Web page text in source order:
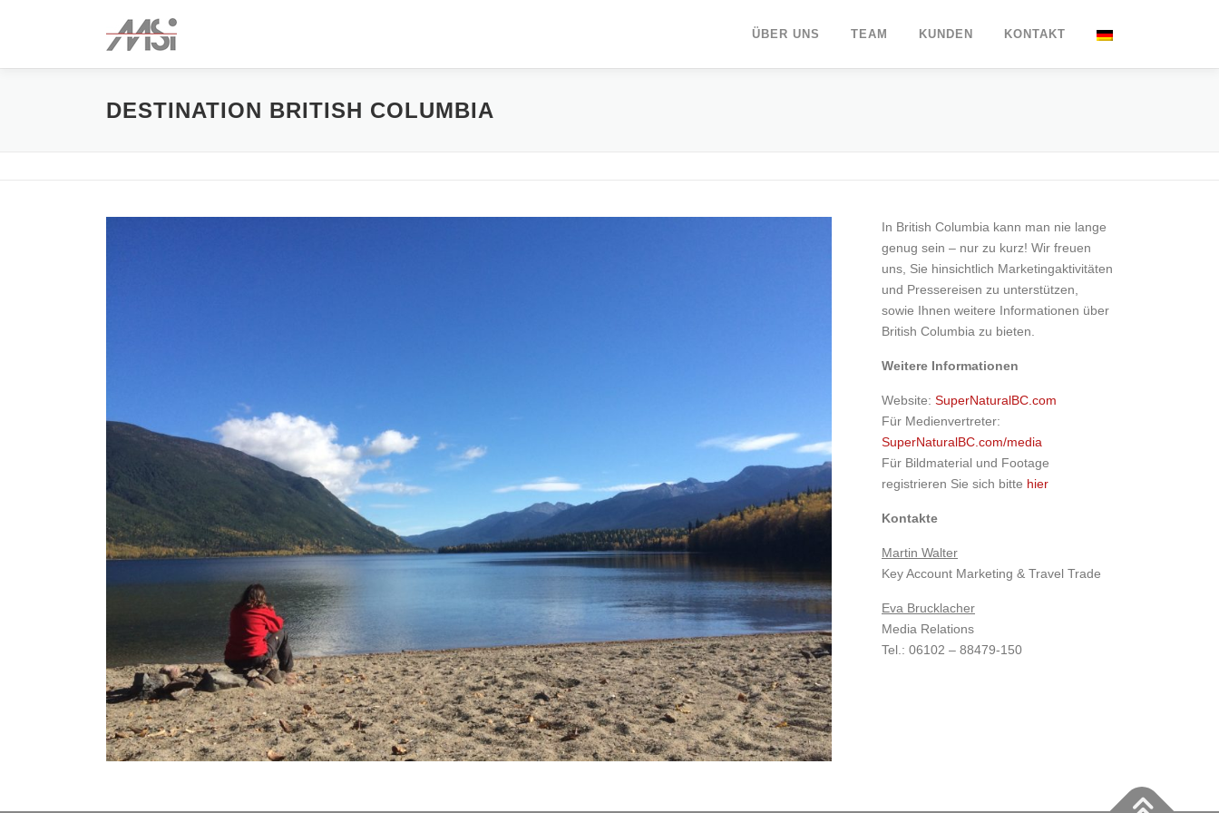
ÜBER UNS TEAM KUNDEN KONTAKT
DESTINATION BRITISH COLUMBIA
In British Columbia kann man nie lange
genug sein – nur zu kurz! Wir freuen
uns, Sie hinsichtlich Marketingaktivitäten
und Pressereisen zu unterstützen,
sowie Ihnen weitere Informationen über
British Columbia zu bieten.
Weitere Informationen
Website: SuperNaturalBC.com
Für Medienvertreter:
SuperNaturalBC.com/media
Für Bildmaterial und Footage
registrieren Sie sich bitte hier
Kontakte
Martin Walter
Key Account Marketing & Travel Trade
Eva Brucklacher
Media Relations
Tel.: 06102 – 88479-150